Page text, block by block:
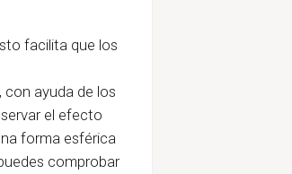
facilita que los
con ayuda de los
el efecto
forma esférica
comprobar